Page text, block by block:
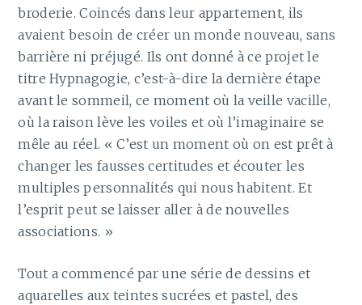
broderie. Coincés dans leur appartement, ils
avaient besoin de créer un monde nouveau, sans
barrière ni préjugé. Ils ont donné à ce projet le
titre Hypnagogie, c’est-à-dire la dernière étape
avant le sommeil, ce moment où la veille vacille,
où la raison lève les voiles et où l’imaginaire se
mêle au réel. « C’est un moment où on est prêt à
changer les fausses certitudes et écouter les
multiples personnalités qui nous habitent. Et
l’esprit peut se laisser aller à de nouvelles
associations. »
Tout a commencé par une série de dessins et
aquarelles aux teintes sucrées et pastel, des